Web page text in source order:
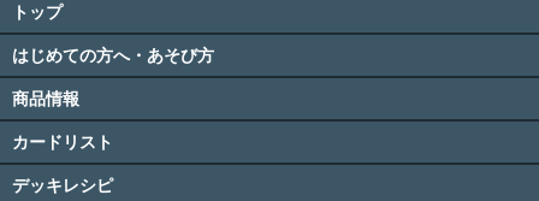
トップ
はじめての方へ・あそび方
商品情報
カードリスト
デッキレシピ